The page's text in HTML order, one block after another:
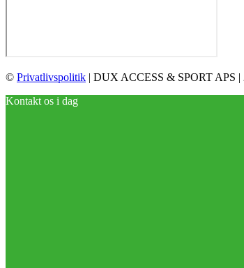
© Privatlivspolitik | DUX ACCESS & SPORT APS |
Kontakt os i dag